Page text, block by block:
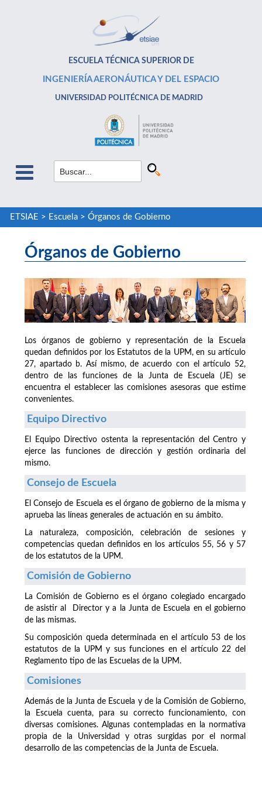
ESCUELA TÉCNICA SUPERIOR DE
INGENIERÍA AERONÁUTICA Y DEL ESPACIO
UNIVERSIDAD POLITÉCNICA DE MADRID
ETSIAE > Escuela> Órganos de Gobierno
Órganos de Gobierno
Los órganos de gobierno y representación de la Escuela
quedan definidos por los Estatutos de la UPM, en su artículo
27, apartado b. Así mismo, de acuerdo con el artículo 52,
dentro de las funciones de la Junta de Escuela (JE) se
encuentra el establecer las comisiones asesoras que estime
convenientes.
Equipo Directivo
El Equipo Directivo ostenta la representación del Centro y
ejerce las funciones de dirección y gestión ordinaria del
mismo.
Consejo de Escuela
El Consejo de Escuela es el órgano de gobierno de la misma y
aprueba las líneas generales de actuación en su ámbito.
La naturaleza, composición, celebración de sesiones y
competencias quedan definidos en los artículos 55, 56 y 57
de los estatutos de la UPM.
Comisión de Gobierno
La Comisión de Gobierno es el órgano colegiado encargado
de asistir al Director y a la Junta de Escuela en el gobierno
de las mismas.
Su composición queda determinada en el artículo 53 de los
estatutos de la UPM y sus funciones en el artículo 22 del
Reglamento tipo de las Escuelas de la UPM.
Comisiones
Además de la Junta de Escuela y de la Comisión de Gobierno,
la Escuela cuenta, para su correcto funcionamiento, con
diversas comisiones. Algunas contempladas en la normativa
propia de la Universidad y otras surgidas por el normal
desarrollo de las competencias de la Junta de Escuela.